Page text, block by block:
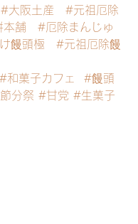
#大阪土産
#元祖厄除
本舗
#厄除まんじゅ
饅頭極
#元祖厄除饅
#和菓子カフェ
#饅頭
分祭 #甘党 #生菓子